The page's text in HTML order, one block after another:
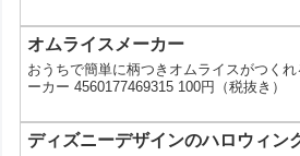
ているんです。え、100均の温度計ってそ
に思った方もいるかもしれません。そこで
用温度計の魅力を徹底的に解説していきま
度計が人気の理由 1位 手軽に温度管理が
オムライスメーカー
おうちで簡単に柄つきオムライスがつく
ーカー 4560177469315 100円（税抜き）
ディズニーデザインのハロウィン